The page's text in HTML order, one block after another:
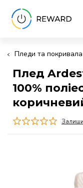
Пледи та покривала
Плед
100%